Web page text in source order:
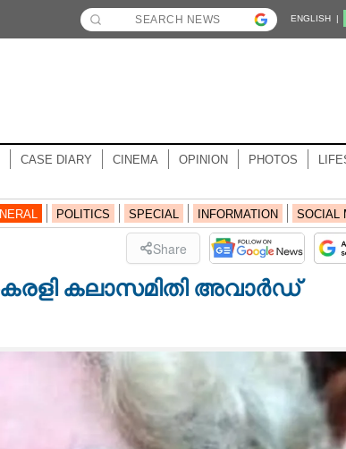
ENGLISH |
CASE DIARY CINEMA OPINION PHOTOS
POLITICS SPECIAL INFORMATION SOCIAL
Share
കലാസമിതി അവാർഡ്